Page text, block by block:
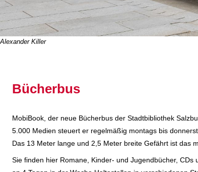
Alexander Killer
Bücherbus
MobiBook, der neue Bücherbus der Stadtbibliothek
5.000 Medien steuert er regelmäßig montags bis
Das 13 Meter lange und 2,5 Meter breite Gefährt ist das
Sie finden hier Romane, Kinder- und Jugendbücher,